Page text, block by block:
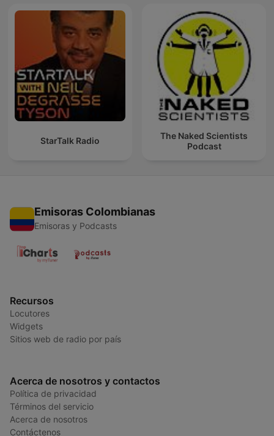
StarTalk Radio
The Naked Scientists
Podcast
Emisoras Colombianas
Emisoras y Podcasts
Recursos
Locutores
Widgets
Sitios web de radio por país
Acerca de nosotros y contactos
Política de privacidad
Términos del servicio
Acerca de nosotros
Contáctenos